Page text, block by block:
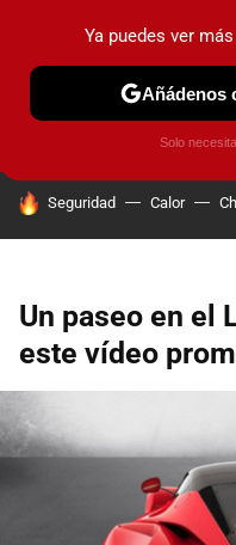
PRUEBAS COCHES
HOY SE HABLA DE
Seguridad Calor
Un paseo en el
este vídeo
Ya puedes ver
Añádenos
Solo